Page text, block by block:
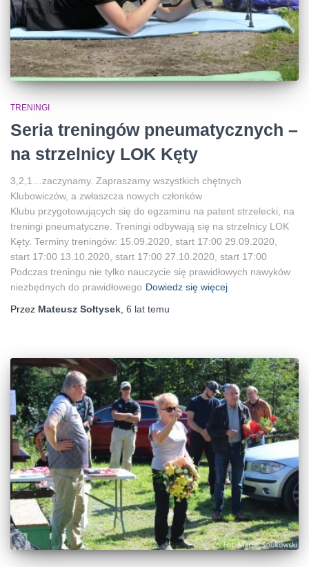
TRENINGI
Seria treningów pneumatycznych –
na strzelnicy LOK Kęty
3,2,1…zaczynamy. Zapraszamy wszystkich chętnych
Klubowiczów, a zwłaszcza nowych członków
Klubu przygotowujących się do egzaminu na patent strzelecki, na
treningi pneumatyczne. Treningi odbywają się na strzelnicy LOK
Kęty. Terminy treningów: 15.09.2020, start 17:00 29.09.2020,
start 17:00 13.10.2020, start 17:00 27.10.2020, start 17:00
Podczas treningu nie tylko nauczycie się prawidłowych nawyków
niezbędnych do prawidłowego Dowiedz się więcej
Przez Mateusz Sołtysek 6 lat temu